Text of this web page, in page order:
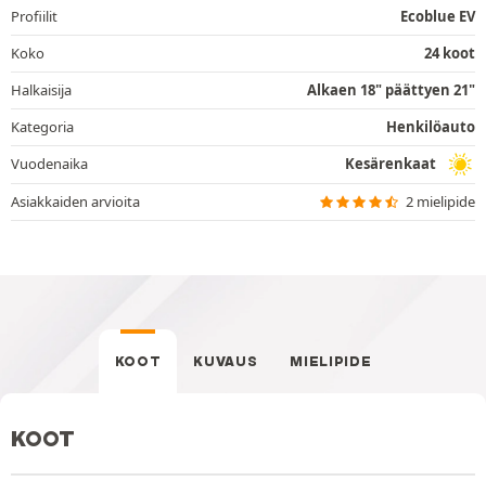
Profiilit
Ecoblue EV
Koko
24 koot
Halkaisija
Alkaen 18" päättyen 21"
Kategoria
Henkilöauto
Vuodenaika
Kesärenkaat
Asiakkaiden arvioita
2 mielipide
KOOT KUVAUS MIELIPIDE
KOOT